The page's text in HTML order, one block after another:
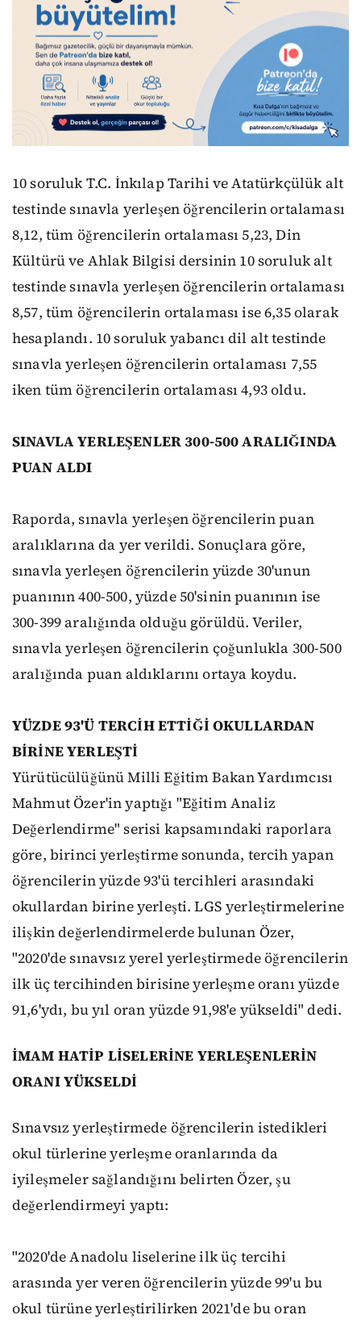
10 soruluk T.C. İnkılap Tarihi ve Atatürkçülük alt
testinde sınavla yerleşen öğrencilerin ortalaması
8,12, tüm öğrencilerin ortalaması 5,23, Din
Kültürü ve Ahlak Bilgisi dersinin 10 soruluk alt
testinde sınavla yerleşen öğrencilerin ortalaması
8,57, tüm öğrencilerin ortalaması ise 6,35 olarak
hesaplandı. 10 soruluk yabancı dil alt testinde
sınavla yerleşen öğrencilerin ortalaması 7,55
iken tüm öğrencilerin ortalaması 4,93 oldu.
SINAVLA YERLEŞENLER 300-500 ARALIĞINDA
PUAN ALDI
Raporda, sınavla yerleşen öğrencilerin puan
aralıklarına da yer verildi. Sonuçlara göre,
sınavla yerleşen öğrencilerin yüzde 30'unun
puanının 400-500, yüzde 50'sinin puanının ise
300-399 aralığında olduğu görüldü. Veriler,
sınavla yerleşen öğrencilerin çoğunlukla 300-500
aralığında puan aldıklarını ortaya koydu.
YÜZDE 93'Ü TERCİH ETTİĞİ OKULLARDAN
BİRİNE YERLEŞTİ
Yürütücülüğünü Milli Eğitim Bakan Yardımcısı
Mahmut Özer'in yaptığı "Eğitim Analiz
Değerlendirme" serisi kapsamındaki raporlara
göre, birinci yerleştirme sonunda, tercih yapan
öğrencilerin yüzde 93'ü tercihleri arasındaki
okullardan birine yerleşti. LGS yerleştirmelerine
ilişkin değerlendirmelerde bulunan Özer,
"2020'de sınavsız yerel yerleştirmede öğrencilerin
ilk üç tercihinden birisine yerleşme oranı yüzde
91,6'ydı, bu yıl oran yüzde 91,98'e yükseldi" dedi.
İMAM HATİP LİSELERİNE YERLEŞENLERİN
ORANI YÜKSELDİ
Sınavsız yerleştirmede öğrencilerin istedikleri
okul türlerine yerleşme oranlarında da
iyileşmeler sağlandığını belirten Özer, şu
değerlendirmeyi yaptı:
"2020'de Anadolu liselerine ilk üç tercihi
arasında yer veren öğrencilerin yüzde 99'u bu
okul türüne yerleştirilirken 2021'de bu oran